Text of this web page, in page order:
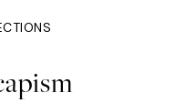
ενεργοποιημένη